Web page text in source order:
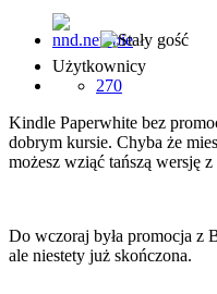
Użytkownicy
270
Kindle Paperwhite bez
dobrym kursie. Chyba że
możesz wziąć tańszą wersję
Do wczoraj była promocja z
ale niestety już skończona.